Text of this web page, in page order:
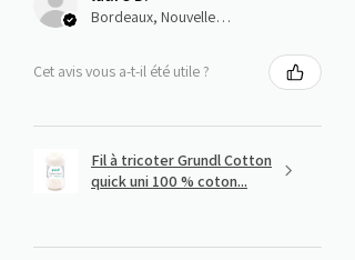
Bordeaux, Nouvelle-Aquitaine
Cet avis vous a-t-il été utile ?
Fil à tricoter Grundl Cotton
quick uni 100 % coton...